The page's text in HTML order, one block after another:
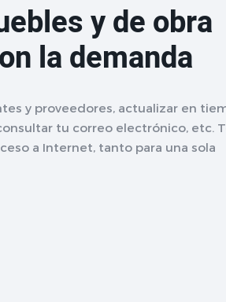
y de obra
la demanda
y proveedores, actualizar en
tu correo electrónico, etc.
a Internet, tanto para una sola